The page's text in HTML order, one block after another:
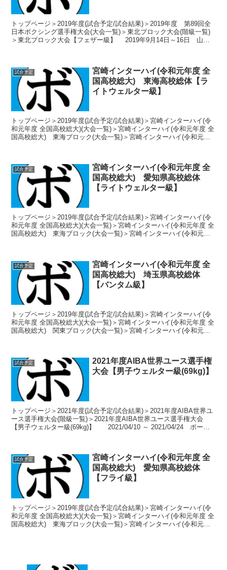
トップページ＞2019年度(試合予定/試合結果)＞2019年度 第89回全
日本ボクシング選手権大会(大会一覧)＞東北ブロック大会(階級一覧)
＞東北ブロック大会【フェザー級】 2019年9月14日～16日 山形
試合予定
宮崎インターハイ(令和元年度 全
国高校総大) 東海高校総体【ラ
イトウェルター級】
トップページ＞2019年度(試合予定/試合結果)＞宮崎インターハイ(令
和元年度 全国高校総大)(大会一覧)＞宮崎インターハイ(令和元年度 全
国高校総大) 東海ブロック(大会一覧)＞宮崎インターハイ(令和元年
試合予定
宮崎インターハイ(令和元年度 全
国高校総大) 愛知県高校総体
【ライトウェルター級】
トップページ＞2019年度(試合予定/試合結果)＞宮崎インターハイ(令
和元年度 全国高校総大)(大会一覧)＞宮崎インターハイ(令和元年度 全
国高校総大) 東海ブロック(大会一覧)＞宮崎インターハイ(令和元年
試合予定
宮崎インターハイ(令和元年度 全
国高校総大) 埼玉県高校総体
【バンタム級】
トップページ＞2019年度(試合予定/試合結果)＞宮崎インターハイ(令
和元年度 全国高校総大)(大会一覧)＞宮崎インターハイ(令和元年度 全
国高校総大) 関東ブロック(大会一覧)＞宮崎インターハイ(令和元年
試合予定
2021年度AIBA世界ユース選手権
大会【男子ウェルター級(69kg)】
トップページ＞2021年度(試合予定/試合結果)＞2021年度AIBA世界ユ
ース選手権大会(階級一覧)＞2021年度AIBA世界ユース選手権大会
【男子ウェルター級(69kg)】 2021/04/10 ～ 2021/04/24 ポーラ
試合予定
宮崎インターハイ(令和元年度 全
国高校総大) 愛知県高校総体
【フライ級】
トップページ＞2019年度(試合予定/試合結果)＞宮崎インターハイ(令
和元年度 全国高校総大)(大会一覧)＞宮崎インターハイ(令和元年度 全
国高校総大) 東海ブロック(大会一覧)＞宮崎インターハイ(令和元年